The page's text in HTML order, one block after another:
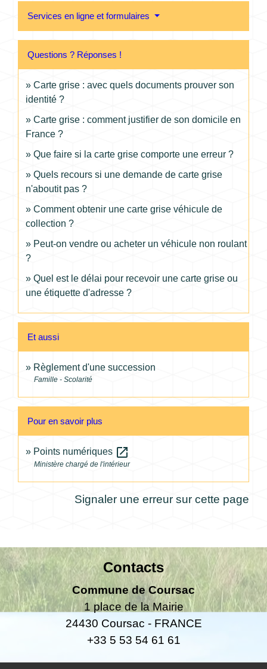
Services en ligne et formulaires
Questions ? Réponses !
Carte grise : avec quels documents prouver son
identité ?
Carte grise : comment justifier de son domicile en
France ?
Que faire si la carte grise comporte une erreur ?
Quels recours si une demande de carte grise
n'aboutit pas ?
Comment obtenir une carte grise véhicule de
collection ?
Peut-on vendre ou acheter un véhicule non roulant
?
Quel est le délai pour recevoir une carte grise ou
une étiquette d'adresse ?
Et aussi
Règlement d'une succession
Famille - Scolarité
Pour en savoir plus
Points numériques open_in_new
Ministère chargé de l'intérieur
Signaler une erreur sur cette page
Contacts
Commune de Coursac
1 place de la Mairie
24430 Coursac - FRANCE
+33 5 53 54 61 61